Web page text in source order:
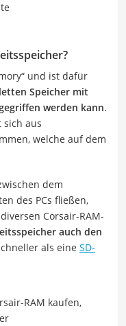
und ist dafür
Speicher mit
werden kann.
sich aus
welche auf dem
dem
des PCs fließen,
Corsair-RAM-
auch den
als eine SD-
RAM kaufen,